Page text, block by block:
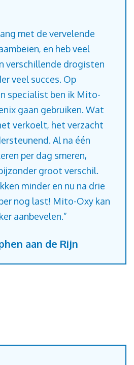
met de vervelende
en heb veel
verschillende drogisten
veel succes. Op
specialist ben ik Mito-
gaan gebruiken. Wat
verkoelt, het verzacht
Al na één
per dag smeren,
groot verschil.
minder en nu na drie
nog last! Mito-Oxy kan
aanbevelen.”
aan de Rijn